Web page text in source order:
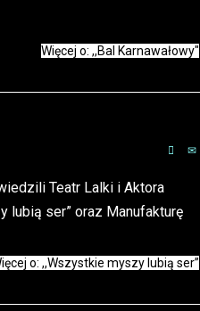
Więcej o: ,,Bal Karnawałowy"
Teatr Lalki i Aktora
lubią ser” oraz Manufakturę
o: ,,Wszystkie myszy lubią ser”